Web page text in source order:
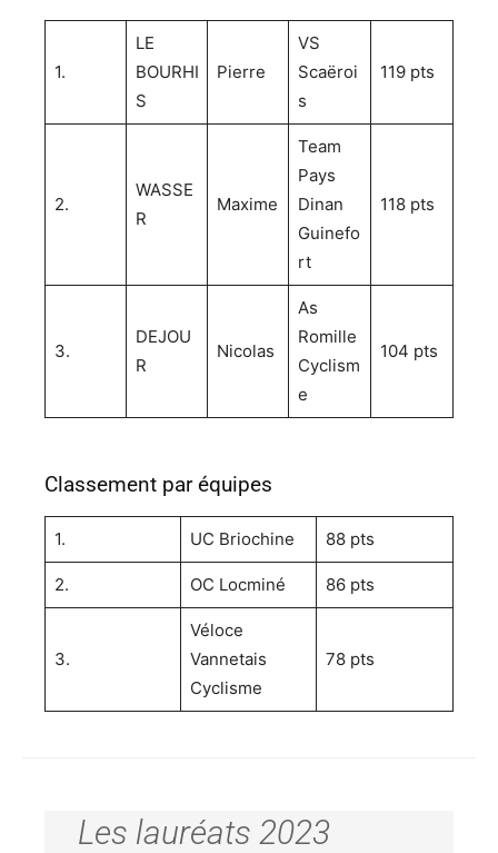
1.
LE
BOURHI
S
Pierre
VS
Scaëroi
s
119 pts
2.
WASSE
R
Maxime
Team
Pays
Dinan
Guinefo
rt
118 pts
3.
DEJOU
R
Nicolas
As
Romille
Cyclism
e
104 pts
Classement par équipes
1. UC Briochine 88 pts
2. OC Locminé 86 pts
3.
Véloce
Vannetais
Cyclisme
78 pts
Les lauréats 2023